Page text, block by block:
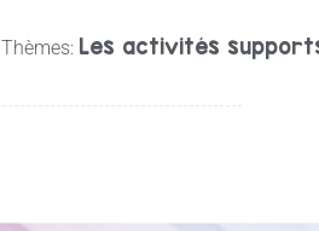
Thèmes: Les activités